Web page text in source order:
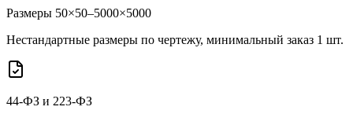
Размеры 50×50–5000×5000
Нестандартные размеры по чертежу, минимальный заказ 1 шт.
44-ФЗ и 223-ФЗ